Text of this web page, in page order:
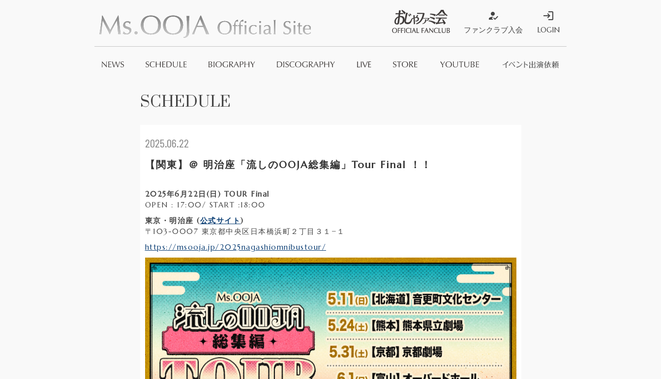
how_to_reg
ファンクラブ入会
login
LOGIN
SCHEDULE
2025.06.22
【関東】＠ 明治座「流しのOOJA総集編」Tour Final ！！
2025年6月22日(日) TOUR Final
OPEN : 17:00/ START :18:00
東京・明治座 (公式サイト )
〒103-0007 東京都中央区日本橋浜町２丁目３１−１
https://msooja.jp/2025nagashiomnibustour/